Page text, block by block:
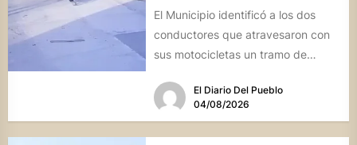
El Municipio identificó a los dos
conductores que atravesaron con
sus motocicletas un tramo de
calle...
El Diario Del Pueblo
04/08/2026